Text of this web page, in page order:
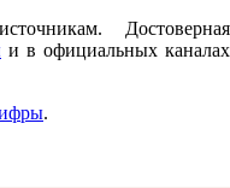
Достоверная
и в официальных каналах
.